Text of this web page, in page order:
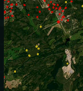
Långsjöbro
Lövmuraren
Mickelsberg
MickelZone
NarciZone
NorthMeadow
Notarien
Oknyttet
OnTheRocks
RedHookZone